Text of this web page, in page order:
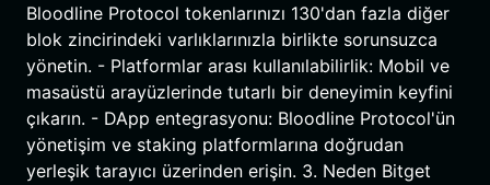
Bloodline Protocol tokenlarınızı 130'dan fazla diğer
blok zincirindeki varlıklarınızla birlikte sorunsuzca
yönetin. - Platformlar arası kullanılabilirlik: Mobil ve
masaüstü arayüzlerinde tutarlı bir deneyimin keyfini
çıkarın. - DApp entegrasyonu: Bloodline Protocol'ün
yönetişim ve staking platformlarına doğrudan
yerleşik tarayıcı üzerinden erişin. 3. Neden Bitget